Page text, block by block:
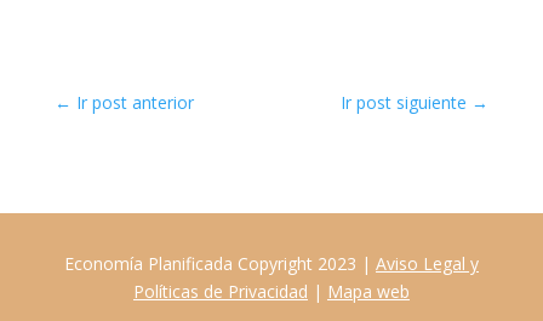
← Ir post anterior Ir post siguiente →
Economía Planificada Copyright 2023 | Aviso Legal y
Políticas de Privacidad | Mapa web